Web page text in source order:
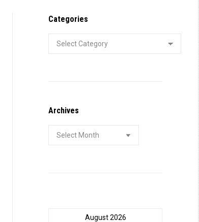
Categories
Categories
Archives
Archives
August 2026